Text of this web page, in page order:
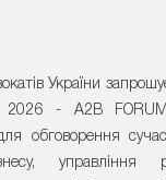
України
2026 - A2B
обговорення
управління